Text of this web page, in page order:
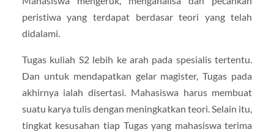
peristiwa yang terdapat berdasar teori yang telah
didalami.
Tugas kuliah S2 lebih ke arah pada spesialis tertentu.
Dan untuk mendapatkan gelar magister, Tugas pada
akhirnya ialah disertasi. Mahasiswa harus membuat
suatu karya tulis dengan meningkatkan teori. Selain itu,
tingkat kesusahan tiap Tugas yang mahasiswa terima